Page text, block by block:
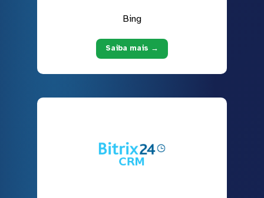
Bing
Saiba mais →